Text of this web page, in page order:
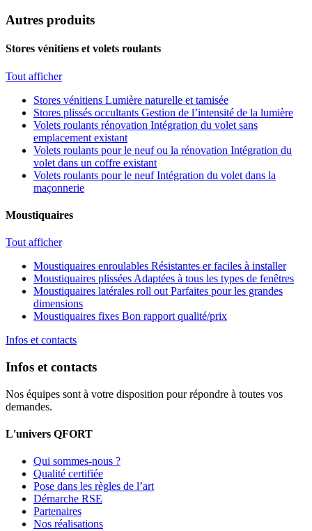
Autres produits
Stores vénitiens et volets roulants
Tout afficher
Stores vénitiens Lumière naturelle et tamisée
Stores plissés occultants Gestion de l’intensité de la lumière
Volets roulants rénovation Intégration du volet sans
emplacement existant
Volets roulants pour le neuf ou la rénovation Intégration du
volet dans un coffre existant
Volets roulants pour le neuf Intégration du volet dans la
maçonnerie
Moustiquaires
Tout afficher
Moustiquaires enroulables Résistantes er faciles à installer
Moustiquaires plissées Adaptées à tous les types de fenêtres
Moustiquaires latérales roll out Parfaites pour les grandes
dimensions
Moustiquaires fixes Bon rapport qualité/prix
Infos et contacts
Infos et contacts
Nos équipes sont à votre disposition pour répondre à toutes vos
demandes.
L'univers QFORT
Qui sommes-nous ?
Qualité certifiée
Pose dans les règles de l’art
Démarche RSE
Partenaires
Nos réalisations